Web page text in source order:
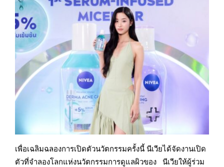
เพื่อเฉลิมฉลองการเปิดตัวนวัตกรรมครั้งนี้ นีเวียได้จัดงานเปิด
ตัวที่จำลองโลกแห่งนวัตกรรมการดูแลผิวของ นีเวียให้ผู้ร่วม